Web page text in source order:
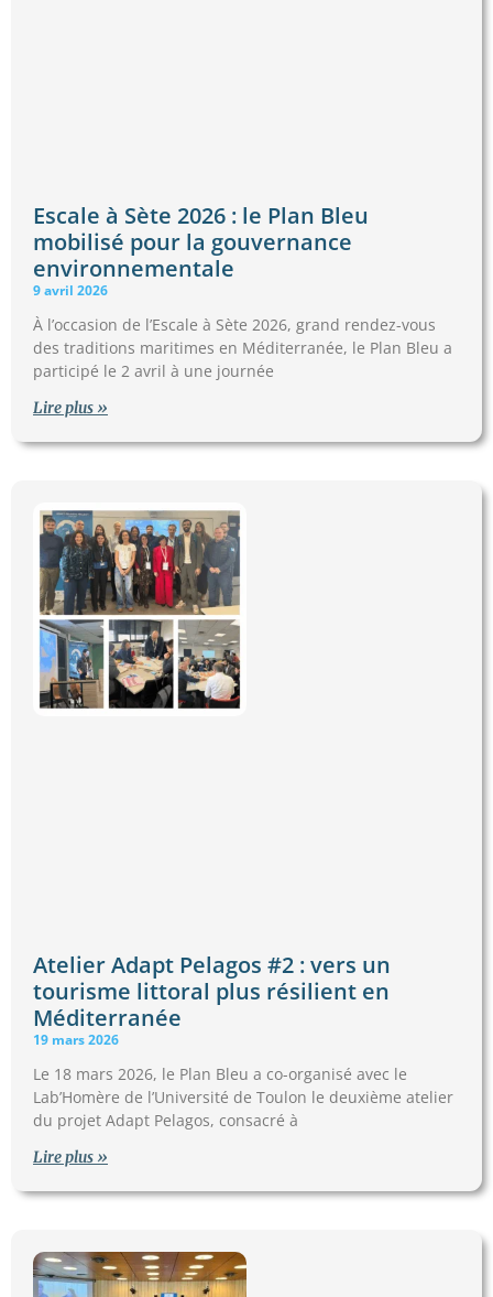
Escale à Sète 2026 : le Plan Bleu
mobilisé pour la gouvernance
environnementale
9 avril 2026
À l’occasion de l’Escale à Sète 2026, grand rendez-vous
des traditions maritimes en Méditerranée, le Plan Bleu a
participé le 2 avril à une journée
Lire plus »
Atelier Adapt Pelagos #2 : vers un
tourisme littoral plus résilient en
Méditerranée
19 mars 2026
Le 18 mars 2026, le Plan Bleu a co-organisé avec le
Lab’Homère de l’Université de Toulon le deuxième atelier
du projet Adapt Pelagos, consacré à
Lire plus »